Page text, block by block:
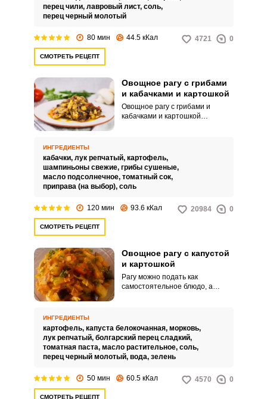
перец чили, лавровый лист, соль,
перец черный молотый
80 мин 44.5 кКал 4721 0
СМОТРЕТЬ РЕЦЕПТ
Овощное рагу с грибами
и кабачками и картошкой
Овощное рагу с грибами и
кабачками и картошкой
Помимо аромата, блюдо
получается более сытным и в
него можно не добавлять мясо.
ИНГРЕДИЕНТЫ
кабачки, лук репчатый, картофель,
шампиньоны свежие, грибы сушеные,
масло подсолнечное, томатный сок,
приправа (на выбор), соль
120 мин 93.6 кКал 20984 0
СМОТРЕТЬ РЕЦЕПТ
Овощное рагу с капустой
и картошкой
Рагу можно подать как
самостоятельное блюдо, а
мясом, курицей и рыбой.
Сочетание капусты и картофеля
в рагу является
беспроигрышным и практически
самодостаточным.
ИНГРЕДИЕНТЫ
картофель, капуста белокочанная, морковь,
лук репчатый, болгарский перец сладкий,
томатная паста, масло растительное, соль,
перец черный молотый, вода, зелень
50 мин 60.5 кКал 4570 0
СМОТРЕТЬ РЕЦЕПТ